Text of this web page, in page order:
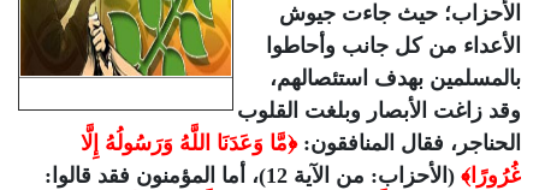
الأحزاب؛ حيث جاءت جيوش
الأعداء من كل جانب وأحاطوا
بالمسلمين بهدف استئصالهم،
وقد زاغت الأبصار وبلغت القلوب
الحناجر، فقال المنافقون:﴿مَّا وَعَدَنَا اللَّهُ وَرَسُولُهُ إِلَّا
غُرُورًا﴾ (الأحزاب: من الآية 12)، أما المؤمنون فقد قالوا: